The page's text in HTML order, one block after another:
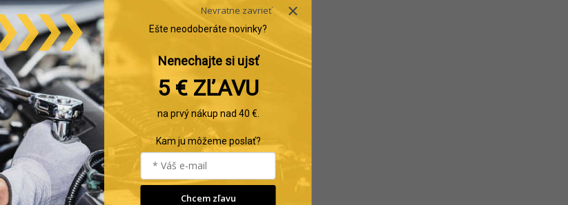
Nevratne zavrieť
Ešte neodoberáte novinky?
Nenechajte si ujsť
5 € ZĽAVU
na prvý nákup nad 40 €.
Kam ju môžeme poslať?
Chcem zľavu